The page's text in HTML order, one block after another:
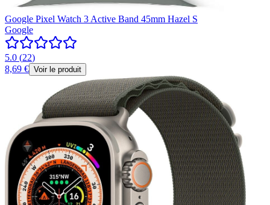
Google Pixel Watch 3 Active Band 45mm Hazel S
Google
5.0 (22)
8,69 € Voir le produit